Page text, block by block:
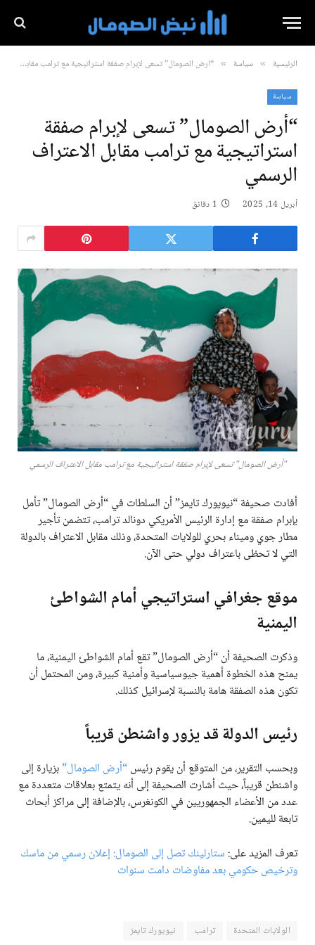
الرئيسية » سياسة » “أرض الصومال” تسعى لإبرام صفقة استراتيجية مع ترامب مقابل الاعتراف الرسمي
سياسة
“أرض الصومال” تسعى لإبرام صفقة
استراتيجية مع ترامب مقابل الاعتراف
الرسمي
أبريل 14, 2025 1 دقائق
"أرض الصومال" تسعى لإبرام صفقة استراتيجية مع ترامب مقابل الاعتراف الرسمي
أفادت صحيفة “نيويورك تايمز” أن السلطات في “أرض الصومال” تأمل
بإبرام صفقة مع إدارة الرئيس الأمريكي دونالد ترامب، تتضمن تأجير
مطار جوي وميناء بحري للولايات المتحدة، وذلك مقابل الاعتراف بالدولة
التي لا تحظى باعتراف دولي حتى الآن.
موقع جغرافي استراتيجي أمام الشواطئ
اليمنية
وذكرت الصحيفة أن “أرض الصومال” تقع أمام الشواطئ اليمنية، ما
يمنح هذه الخطوة أهمية جيوسياسية وأمنية كبيرة، ومن المحتمل أن
تكون هذه الصفقة هامة بالنسبة لإسرائيل كذلك.
رئيس الدولة قد يزور واشنطن قريباً
وبحسب التقرير، من المتوقع أن يقوم رئيس“أرض الصومال”بزيارة إلى
واشنطن قريباً، حيث أشارت الصحيفة إلى أنه يتمتع بعلاقات متعددة مع
عدد من الأعضاء الجمهوريين في الكونغرس، بالإضافة إلى مراكز أبحاث
تابعة لليمين.
تعرف المزيد على: ستارلينك تصل إلى الصومال: إعلان رسمي من ماسك
وترخيص حكومي بعد مفاوضات دامت سنوات
الولايات المتحدة ترامب نيويورك تايمز